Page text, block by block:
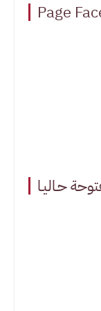
Page
حـاليـا